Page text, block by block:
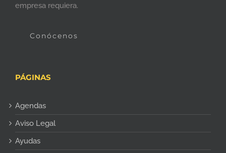
empresa requiera.
Conócenos
PÁGINAS
Agendas
Aviso Legal
Ayudas